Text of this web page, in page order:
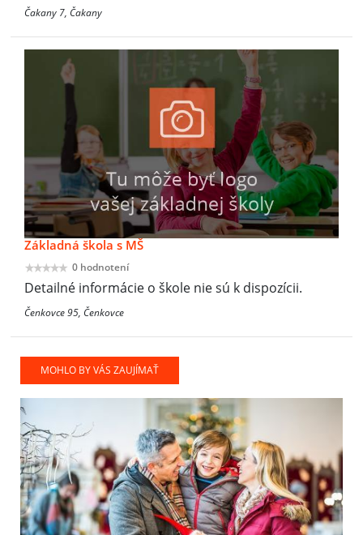
Čakany 7, Čakany
Základná škola s MŠ
0 hodnotení
Detailné informácie o škole nie sú k dispozícii.
Čenkovce 95, Čenkovce
MOHLO BY VÁS ZAUJÍMAŤ